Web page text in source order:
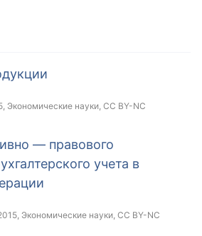
, Экономические науки, CC BY-NC
— правового
учета в
, Экономические науки, CC BY-NC